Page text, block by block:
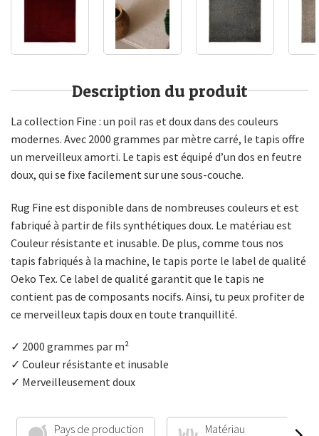
Description du produit
La collection Fine : un poil ras et doux dans des couleurs
modernes. Avec 2000 grammes par mètre carré, le tapis offre
un merveilleux amorti. Le tapis est équipé d’un dos en feutre
doux, qui se fixe facilement sur une sous-couche.
Rug Fine est disponible dans de nombreuses couleurs et est
fabriqué à partir de fils synthétiques doux. Le matériau est
Couleur résistante et inusable. De plus, comme tous nos
tapis fabriqués à la machine, le tapis porte le label de qualité
Oeko Tex. Ce label de qualité garantit que le tapis ne
contient pas de composants nocifs. Ainsi, tu peux profiter de
ce merveilleux tapis doux en toute tranquillité.
✓ 2000 grammes par m²
✓ Couleur résistante et inusable
✓ Merveilleusement doux
Pays de production
Matériau